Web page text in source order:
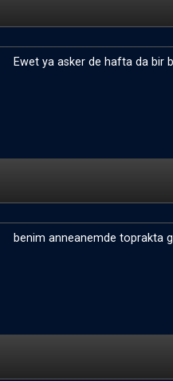
Ewet ya asker de hafta da bir
benim anneanemde toprakta